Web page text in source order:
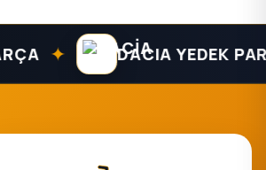
✦ DACIA YEDEK PARÇA